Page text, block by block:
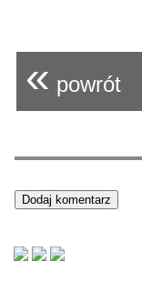
« powrót